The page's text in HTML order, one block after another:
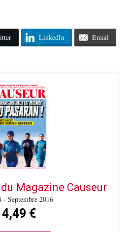
LinkedIn Email
Magazine Causeur
- Septembre 2016
4,49 €